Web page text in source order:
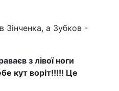
Зінченка, а Зубков -
з лівої ноги
кут воріт!!!!! Це